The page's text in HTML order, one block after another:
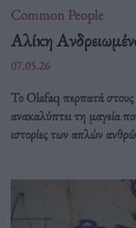
Common People
Αλίκη
07.05.26
Το Olafaq περπατά στους
ανακαλύπτει τη μαγεία
ιστορίες των απλών